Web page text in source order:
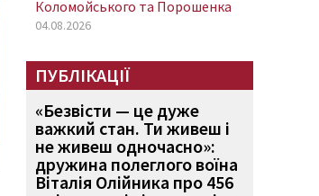
Коломойського та Порошенка
04.08.2026
ПУБЛІКАЦІЇ
«Безвісти — це дуже
важкий стан. Ти живеш і
не живеш одночасно»:
дружина полеглого воїна
Віталія Олійника про 456